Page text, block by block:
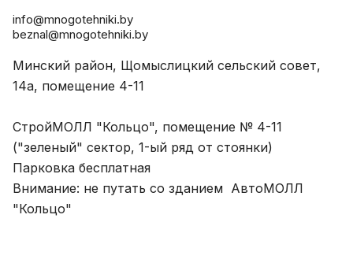
info@mnogotehniki.by
beznal@mnogotehniki.by
Минский район, Щомыслицкий сельский совет,
14а, помещение 4-11
СтройМОЛЛ "Кольцо", помещение № 4-11
("зеленый" сектор, 1-ый ряд от стоянки)
Парковка бесплатная
Внимание: не путать со зданием АвтоМОЛЛ
"Кольцо"